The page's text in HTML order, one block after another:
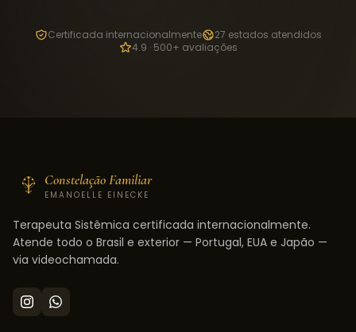
Certificada internacionalmente
27 estados atendidos
4.9 · 500+ avaliações
Constelação Familiar
EMANOELLE EINECKE
Terapeuta Sistêmica certificada internacionalmente.
Atende todo o Brasil e exterior — Portugal, EUA e Japão —
via videochamada.